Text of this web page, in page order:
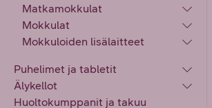
Matkamokkulat
Mokkulat
Mokkuloiden lisälaitteet
Puhelimet ja tabletit
Älykellot
Huoltokumppanit ja takuu